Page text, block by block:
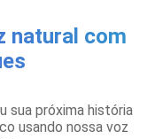
natural com
sua próxima história
usando nossa voz